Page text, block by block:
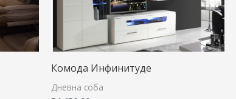
Комода Инфинитуде
Дневна соба